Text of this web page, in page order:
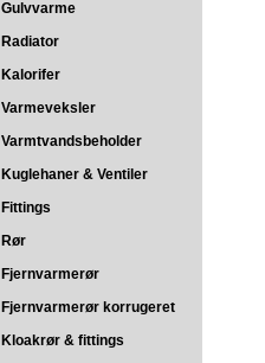
Gulvvarme
Radiator
Kalorifer
Varmeveksler
Varmtvandsbeholder
Kuglehaner & Ventiler
Fittings
Rør
Fjernvarmerør
Fjernvarmerør korrugeret
Kloakrør & fittings